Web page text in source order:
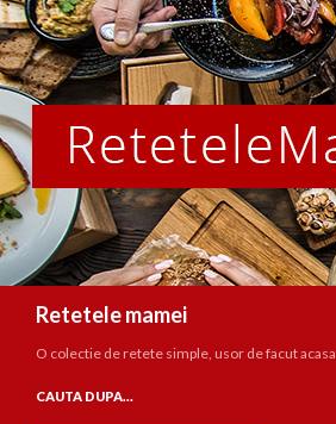
Retetele mamei
O colectie de retete simple, usor de facut acasa
CAUTA DUPA…